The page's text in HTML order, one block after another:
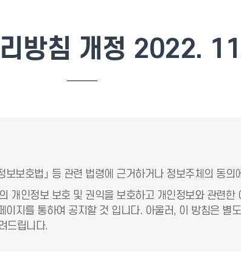
방침 개정 2022.
보보호법」 등 관련 법령에 근거하거나 정보주체의 동
개인정보 보호 및 권익을 보호하고 개인정보와 관련
지를 통하여 공지할 것 입니다. 아울러, 이 방침은 별
드립니다.